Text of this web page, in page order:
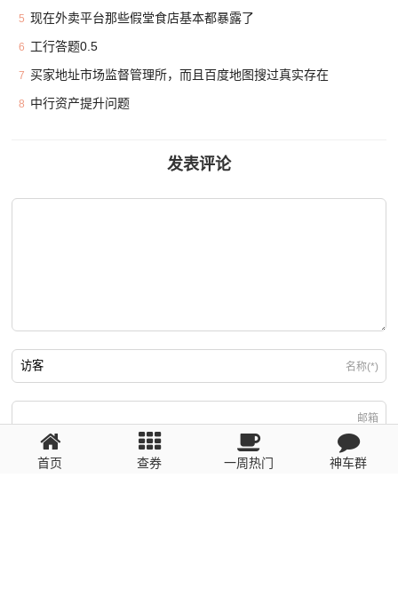
5 现在外卖平台那些假堂食店基本都暴露了
6 工行答题0.5
7 买家地址市场监督管理所，而且百度地图搜过真实存在
8 中行资产提升问题
发表评论
名称(*)
邮箱
回复需填写必要信息
首页 查券 一周热门 神车群